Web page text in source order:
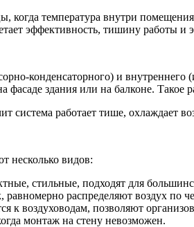
когда температура внутри
эффективность, тишину работы и
конденсаторного) и
здания или на балконе. Такое
работает тише, охлаждает
несколько видов:
стильные, подходят для
распределяют воздух по
к воздуховодам, позволяют
монтаж на стену невозможен.